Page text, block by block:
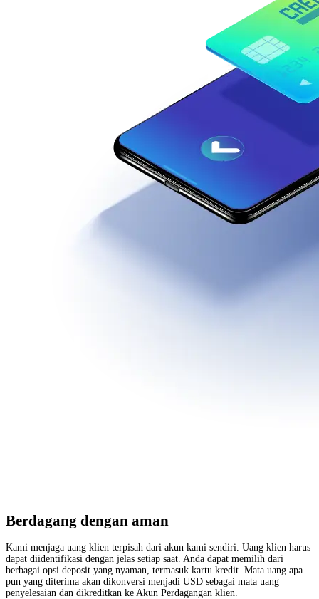
Berdagang dengan aman
Kami menjaga uang klien terpisah dari akun kami sendiri. Uang klien harus
dapat diidentifikasi dengan jelas setiap saat. Anda dapat memilih dari
berbagai opsi deposit yang nyaman, termasuk kartu kredit. Mata uang apa
pun yang diterima akan dikonversi menjadi USD sebagai mata uang
penyelesaian dan dikreditkan ke Akun Perdagangan klien.